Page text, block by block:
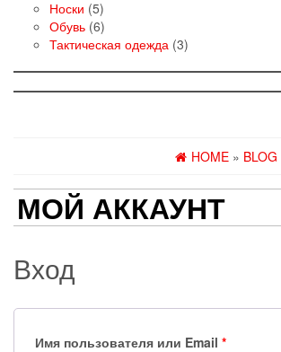
Носки 55
товаров
Обувь 66
товаров
Тактическая одежда 33
HOME » BLOG
МОЙ АККАУНТ
Вход
Имя пользователя или Email *